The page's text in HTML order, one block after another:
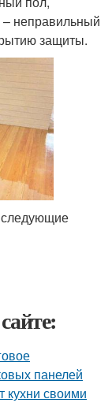
– неправильный
защиты.
следующие
панелей
кухни своими